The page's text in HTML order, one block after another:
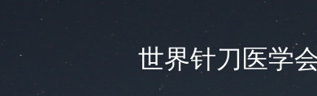
世界针刀医学